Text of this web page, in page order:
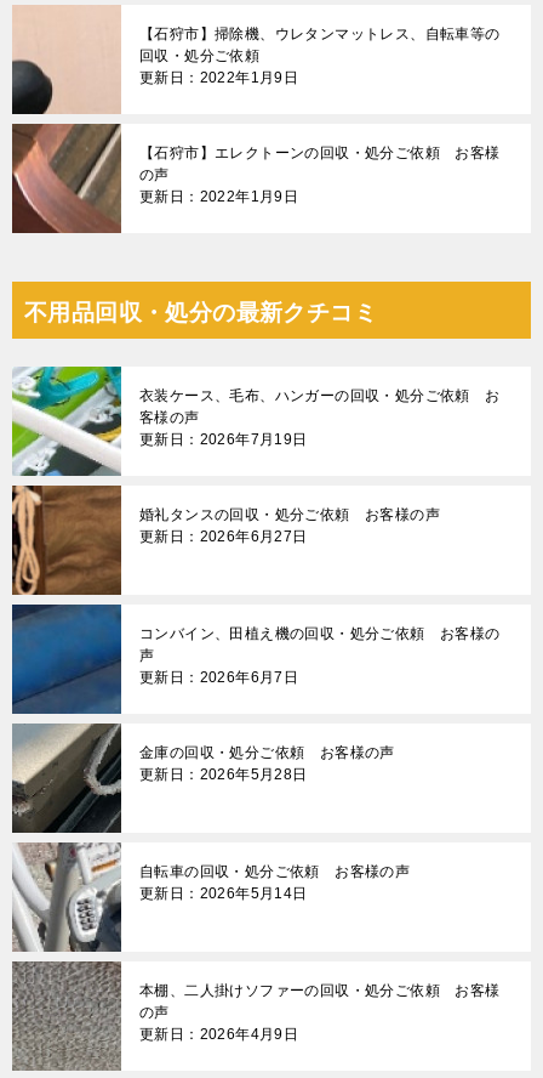
【石狩市】掃除機、ウレタンマットレス、自転車等の
回収・処分ご依頼
更新日：2022年1月9日
【石狩市】エレクトーンの回収・処分ご依頼 お客様
の声
更新日：2022年1月9日
不用品回収・処分の最新クチコミ
衣装ケース、毛布、ハンガーの回収・処分ご依頼 お
客様の声
更新日：2026年7月19日
婚礼タンスの回収・処分ご依頼 お客様の声
更新日：2026年6月27日
コンバイン、田植え機の回収・処分ご依頼 お客様の
声
更新日：2026年6月7日
金庫の回収・処分ご依頼 お客様の声
更新日：2026年5月28日
自転車の回収・処分ご依頼 お客様の声
更新日：2026年5月14日
本棚、二人掛けソファーの回収・処分ご依頼 お客様
の声
更新日：2026年4月9日